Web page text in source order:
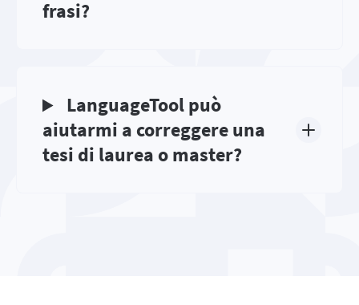
frasi?
LanguageTool può
aiutarmi a correggere una
tesi di laurea o master?